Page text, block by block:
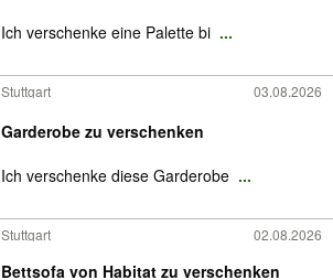
Ich verschenke eine Palette bi ...
Stuttgart 03.08.2026
Garderobe zu verschenken
Ich verschenke diese Garderobe ...
Stuttgart 02.08.2026
Bettsofa von Habitat zu verschenken